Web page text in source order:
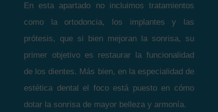
En esta apartado no incluimos tratamientos
como la ortodoncia, los implantes y las
prótesis, que si bien mejoran la sonrisa, su
primer objetivo es restaurar la funcionalidad
de los dientes. Más bien, en la especialidad de
estética dental el foco está puesto en cómo
dotar la sonrisa de mayor belleza y armonía.